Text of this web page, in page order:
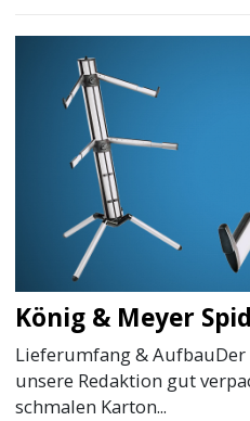
König & Meyer
Lieferumfang &
unsere Redaktion gut
schmalen Karton...